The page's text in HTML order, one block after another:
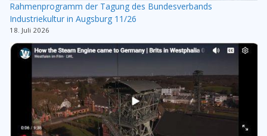
Rahmenprogramm der Tagung des Bundesverbands
Industriekultur in Augsburg 11/26
18. Juli 2026